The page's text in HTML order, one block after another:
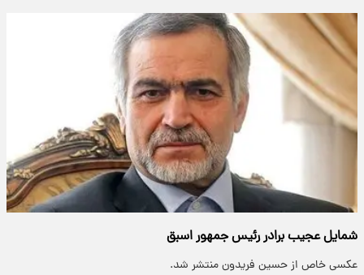
شمایل عجیب برادر رئیس جمهور اسبق
عکسی خاص از حسین فریدون منتشر شد.